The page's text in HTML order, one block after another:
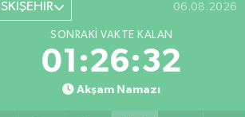
06.08.2026
SONRAKI VAKTE KALAN
01:26:30
Akşam Namazı